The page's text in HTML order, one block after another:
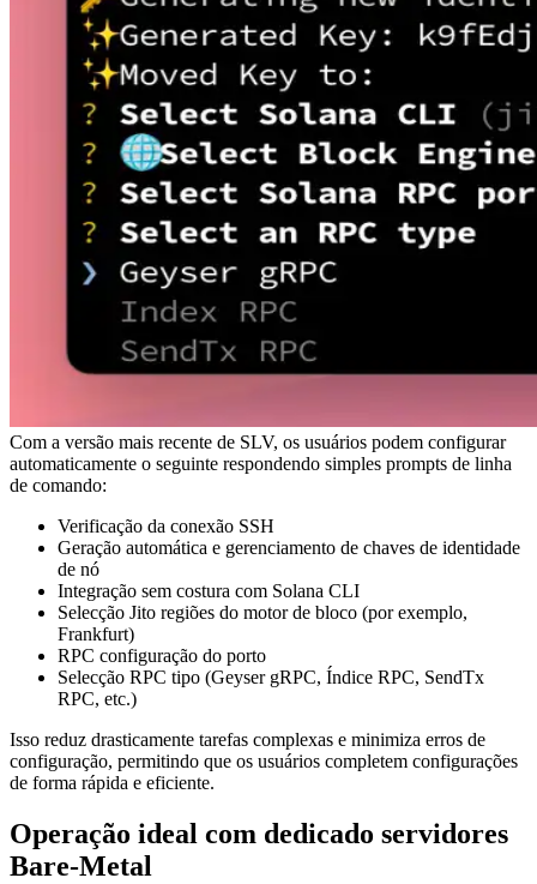
Com a versão mais recente de SLV, os usuários podem configurar
automaticamente o seguinte respondendo simples prompts de linha
de comando:
Verificação da conexão SSH
Geração automática e gerenciamento de chaves de identidade
de nó
Integração sem costura com Solana CLI
Selecção Jito regiões do motor de bloco (por exemplo,
Frankfurt)
RPC configuração do porto
Selecção RPC tipo (Geyser gRPC, Índice RPC, SendTx
RPC, etc.)
Isso reduz drasticamente tarefas complexas e minimiza erros de
configuração, permitindo que os usuários completem configurações
de forma rápida e eficiente.
Operação ideal com dedicado servidores
Bare-Metal